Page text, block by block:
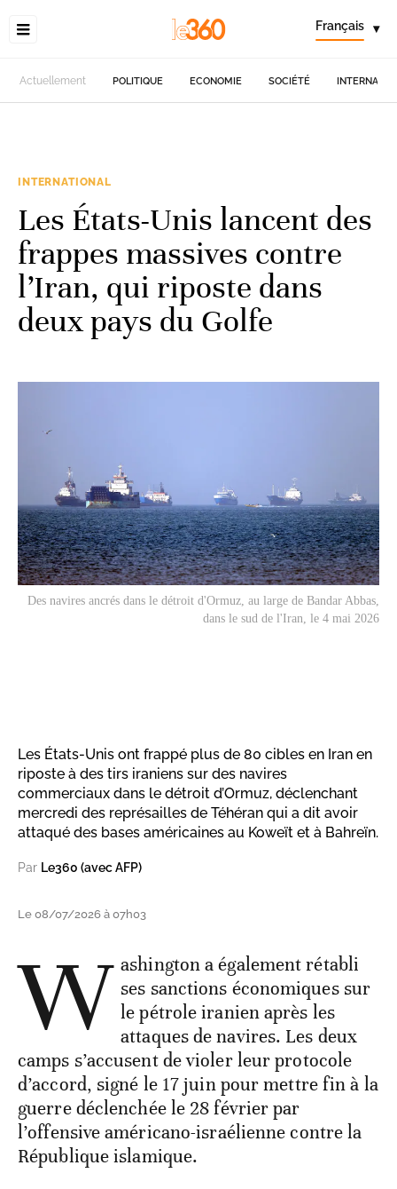
Français ▾
Actuellement POLITIQUE ECONOMIE SOCIÉTÉ
INTERNATIONAL
Les États-Unis lancent des
frappes massives contre
l’Iran, qui riposte dans
deux pays du Golfe
Des navires ancrés dans le détroit d'Ormuz, au large de Bandar Abbas,
dans le sud de l'Iran, le 4 mai 2026
Les États-Unis ont frappé plus de 80 cibles en Iran en
riposte à des tirs iraniens sur des navires
commerciaux dans le détroit d’Ormuz, déclenchant
mercredi des représailles de Téhéran qui a dit avoir
attaqué des bases américaines au Koweït et à Bahreïn.
Par Le360 (avec AFP)
Le 08/07/2026 à 07h03
W ashington a également rétabli
ses sanctions économiques sur
le pétrole iranien après les
attaques de navires. Les deux
camps s’accusent de violer leur protocole
d’accord, signé le 17 juin pour mettre fin à la
guerre déclenchée le 28 février par
l’offensive américano-israélienne contre la
République islamique.